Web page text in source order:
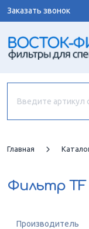
Заказать звонок
Главная
Фильтр TF
Производитель